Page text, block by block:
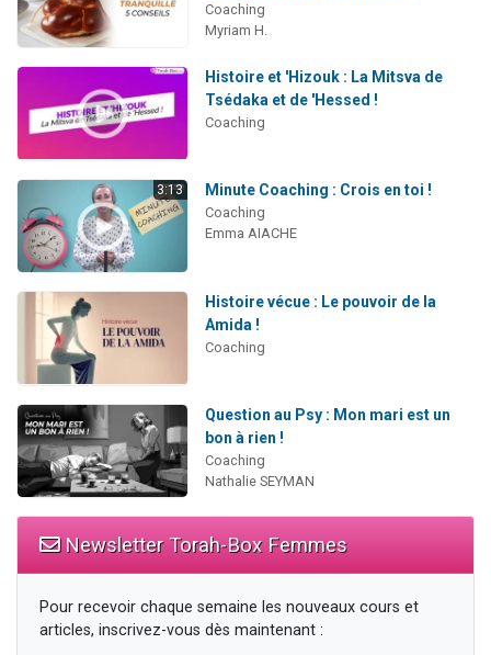
Coaching
Myriam H.
Histoire et 'Hizouk : La Mitsva de
Tsédaka et de 'Hessed !
Coaching
3:13 Minute Coaching : Crois en toi !
Coaching
Emma AIACHE
Histoire vécue : Le pouvoir de la
Amida !
Coaching
Question au Psy : Mon mari est un
bon à rien !
Coaching
Nathalie SEYMAN
Newsletter Torah-Box Femmes
Pour recevoir chaque semaine les nouveaux cours et
articles, inscrivez-vous dès maintenant :